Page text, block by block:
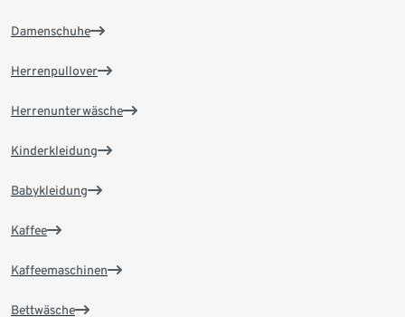
Damenschuhe
Herrenpullover
Herrenunterwäsche
Kinderkleidung
Babykleidung
Kaffee
Kaffeemaschinen
Bettwäsche